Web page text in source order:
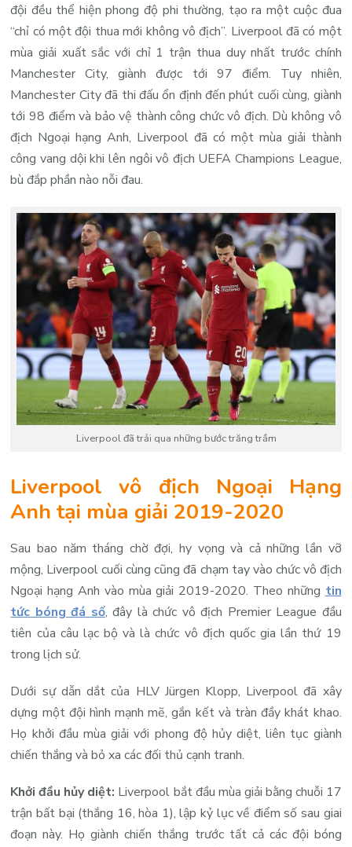
đội đều thể hiện phong độ phi thường, tạo ra một cuộc đua
“chỉ có một đội thua mới không vô địch”. Liverpool đã có một
mùa giải xuất sắc với chỉ 1 trận thua duy nhất trước chính
Manchester City, giành được tới 97 điểm. Tuy nhiên,
Manchester City đã thi đấu ổn định đến phút cuối cùng, giành
tới 98 điểm và bảo vệ thành công chức vô địch. Dù không vô
địch Ngoại hạng Anh, Liverpool đã có một mùa giải thành
công vang dội khi lên ngôi vô địch UEFA Champions League,
bù đắp phần nào nỗi đau.
Liverpool đã trải qua những bước trăng trầm
Liverpool vô địch Ngoại Hạng
Anh tại mùa giải 2019-2020
Sau bao năm tháng chờ đợi, hy vọng và cả những lần vỡ
mộng, Liverpool cuối cùng cũng đã chạm tay vào chức vô địch
Ngoại hạng Anh vào mùa giải 2019-2020. Theo những tin
tức bóng đá số, đây là chức vô địch Premier League đầu
tiên của câu lạc bộ và là chức vô địch quốc gia lần thứ 19
trong lịch sử.
Dưới sự dẫn dắt của HLV Jürgen Klopp, Liverpool đã xây
dựng một đội hình mạnh mẽ, gắn kết và tràn đầy khát khao.
Họ khởi đầu mùa giải với phong độ hủy diệt, liên tục giành
chiến thắng và bỏ xa các đối thủ cạnh tranh.
Khởi đầu hủy diệt: Liverpool bắt đầu mùa giải bằng chuỗi 17
trận bất bại (thắng 16, hòa 1), lập kỷ lục về điểm số sau giai
đoạn này. Họ giành chiến thắng trước tất cả các đội bóng